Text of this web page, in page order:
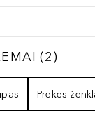
2
(2)
Prekės